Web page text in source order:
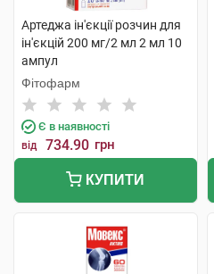
Артеджа ін'єкції розчин для
ін'єкцій 200 мг/2 мл 2 мл 10
ампул
Фітофарм
Є в наявності
від 734.90 грн
КУПИТИ